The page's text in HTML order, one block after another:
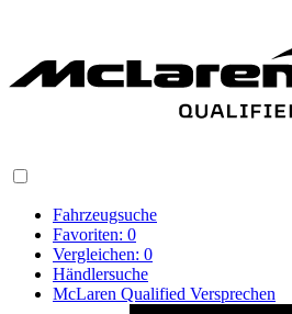
Fahrzeugsuche
Favoriten: 0
Vergleichen: 0
Händlersuche
McLaren Qualified Versprechen